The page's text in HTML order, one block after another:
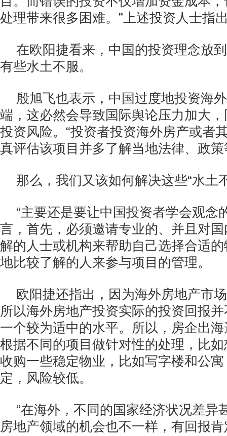
处理带来很多困难。”上述投资人士指
在欧阳捷看来，中国的投资理念放
有些水土不服。
殷旭飞也表示，中国过度地投资海
端，这必然会导致国际舆论压力加大
投资风险。“投资者投资海外房产或者
真评估该项目并多了解当地法律、政
那么，我们又该如何解决这些“水土
“主要还是要让中国投资者学会观念
言，首先，必须邀请专业的、并且对
解的人士或机构来帮助自己选择合适
地比较了解的人来参与项目的管理。
欧阳捷还指出，因为海外房地产市
所以海外房地产投资实际的投资回报
一个较为适中的水平。所以，房企出
根据不同的项目做针对性的处理，比
收购一些稳定物业，比如写字楼和公
定，风险较低。
“在海外，不同的国家经济状况差异
房地产领域的机会也不一样，有回报